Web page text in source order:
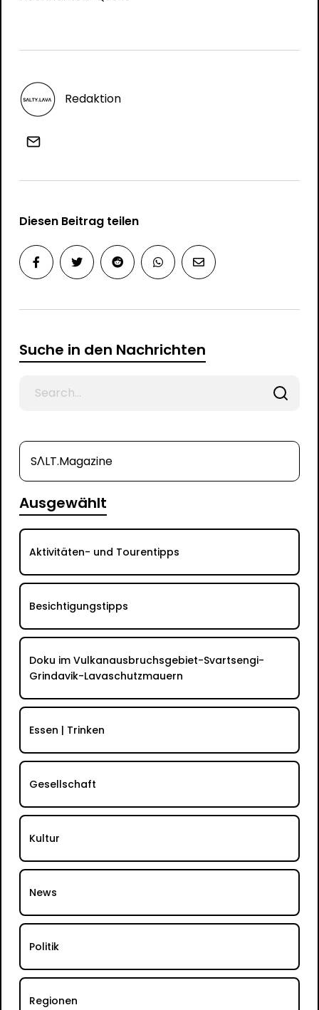
Redaktion
Diesen Beitrag teilen
Suche in den Nachrichten
SΛLT.Magazine
Ausgewählt
Aktivitäten- und Tourentipps
Besichtigungstipps
Doku im Vulkanausbruchsgebiet-Svartsengi-
Grindavik-Lavaschutzmauern
Essen | Trinken
Gesellschaft
Kultur
News
Politik
Regionen